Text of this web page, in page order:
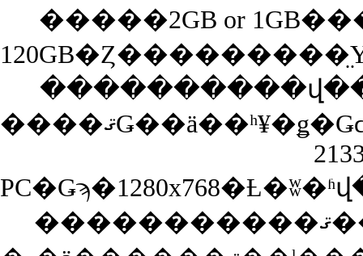
�����2GB or
����ޤǤ��ä��ʰ¥�ǥ�Ǥϲ��̤ζ�������̯�˥ͥå����ä���⤷���ΤǤ�����HP
�����������ޤ�������ä��ݥ���Ȥ��쵤